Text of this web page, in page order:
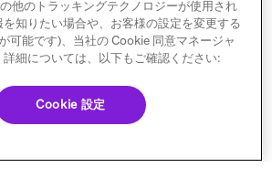
ント用
次へ
顧客行動とユーザー
イベント
Reserved Privacy Policy
他のトラッキングテクノロジーが使用され
知りたい場合や、お客様の設定を変更する
可能です)、当社の Cookie 同意マネージャ
細については、以下もご確認ください:
Cookie 設定